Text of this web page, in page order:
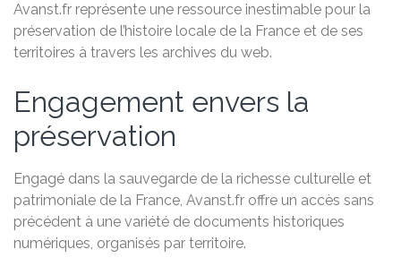
Avanst.fr représente une ressource inestimable pour la
préservation de l’histoire locale de la France et de ses
territoires à travers les archives du web.
Engagement envers la
préservation
Engagé dans la sauvegarde de la richesse culturelle et
patrimoniale de la France, Avanst.fr offre un accès sans
précédent à une variété de documents historiques
numériques, organisés par territoire.